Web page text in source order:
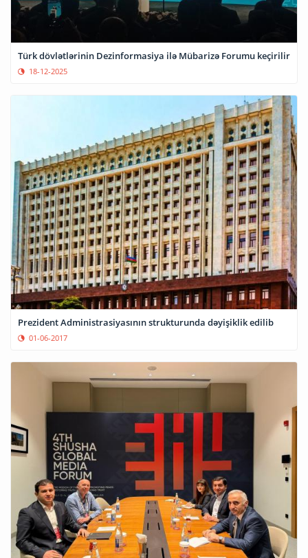
Türk dövlətlərinin Dezinformasiya ilə Mübarizə Forumu keçirilir
18-12-2025
Prezident Administrasiyasının strukturunda dəyişiklik edilib
01-06-2017